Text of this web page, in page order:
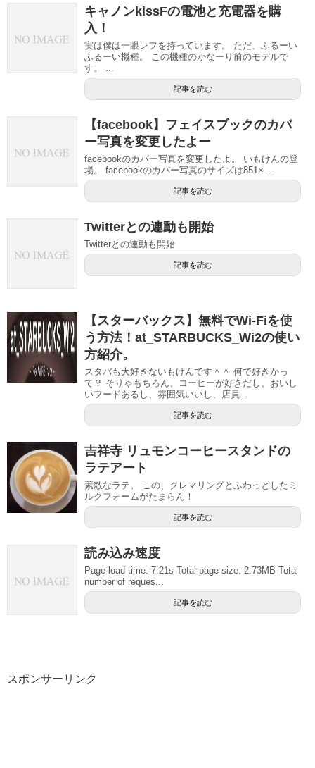
キャノンkissFの電池と充電器を購
入！
実は僕は一眼レフを持っています。 ただ、ふるーい
ふるーい機種。 この機種のかなーり前のモデルで
す。 ...
記事を読む
【facebook】フェイスブックのカバ
ー写真を変更したよー
facebookのカバー写真を変更したよ。 いもけんの登
場。 facebookのカバー写真のサイズは851×...
記事を読む
Twitterとの連動も開始
Twitterとの連動も開始
記事を読む
【スターバックス】無料でWi-Fiを使
う方法！at_STARBUCKS_Wi2の使い
方紹介。
スタバも大好きないもけんです＾＾ 何で好きかっ
て？ そりゃもちろん、コーヒーが好きだし、おいし
いフードあるし、雰囲気いいし、店員...
記事を読む
吉祥寺 リュモンコーヒースタンドの
ラテアート
素敵なラテ。 この、クレマリングとふわっとしたミ
ルクフォームがたまらん！
記事を読む
読み込み速度
Page load time: 7.21s Total page size: 2.73MB Total
number of reques...
記事を読む
スポンサーリンク